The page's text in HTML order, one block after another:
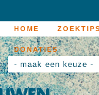
HOME ZOEKTIPS
DONATIES
- maak een keuze -